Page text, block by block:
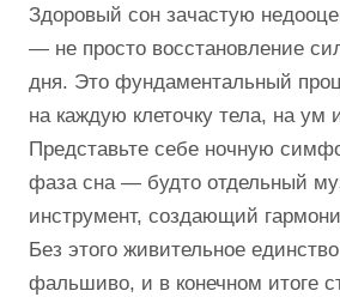
Здоровый сон зачастую
— не просто восстановление
дня. Это фундаментальный
на каждую клеточку тела, на ум
Представьте себе ночную
фаза сна — будто отдельный
инструмент, создающий
Без этого живительное
фальшиво, и в конечном итоге